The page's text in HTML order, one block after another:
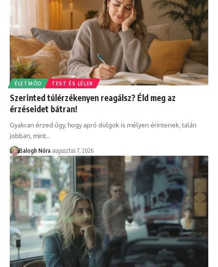
ÉLETMÓD TEST ÉS LÉLEK
Szerinted túlérzékenyen reagálsz? Éld meg az
érzéseidet bátran!
Gyakran érzed úgy, hogy apró dolgok is mélyen érintenek, talán
jobban, mint…
Balogh Nóra augusztus 7, 2026